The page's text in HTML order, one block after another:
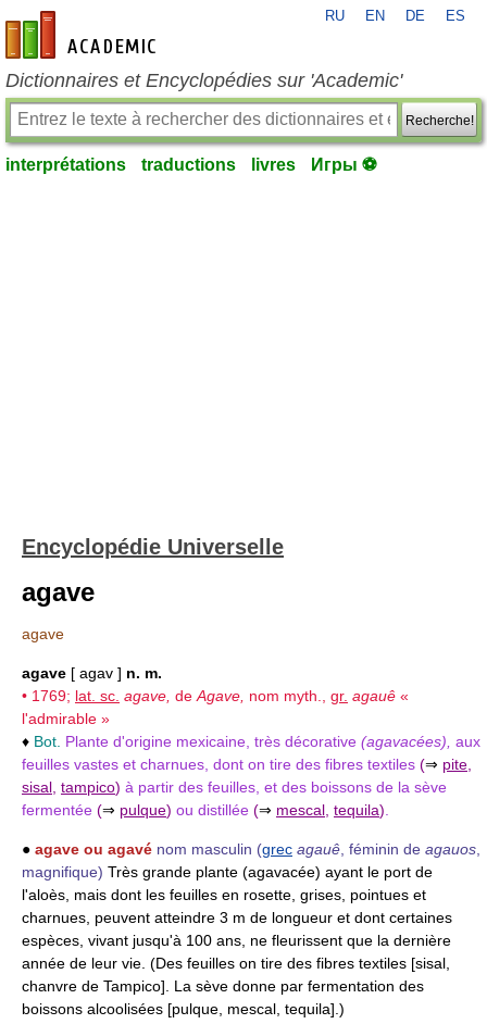
fr-academic.com
RU EN DE ES
Dictionnaires et Encyclopédies sur 'Academic'
Recherche!
interprétations traductions livres Игры ⚽
Encyclopédie Universelle
agave
agave
agave [ agav ] n. m.
• 1769; lat. sc. agave, de Agave, nom myth., gr. agauê «
l'admirable »
♦ Bot. Plante d'origine mexicaine, très décorative (agavacées), aux
feuilles vastes et charnues, dont on tire des fibres textiles (⇒ pite
sisal tampico) à partir des feuilles, et des boissons de la sève
fermentée (⇒ pulque) ou distillée (⇒ mescal tequila)
● agave ou agavé nom masculin (grec agauê , féminin de agauos
magnifique) Très grande plante (agavacée) ayant le port de
l'aloès, mais dont les feuilles en rosette, grises, pointues et
charnues, peuvent atteindre 3 m de longueur et dont certaines
espèces, vivant jusqu'à 100 ans, ne fleurissent que la dernière
année de leur vie. (Des feuilles on tire des fibres textiles [sisal,
chanvre de Tampico]. La sève donne par fermentation des
boissons alcoolisées [pulque, mescal, tequila].)